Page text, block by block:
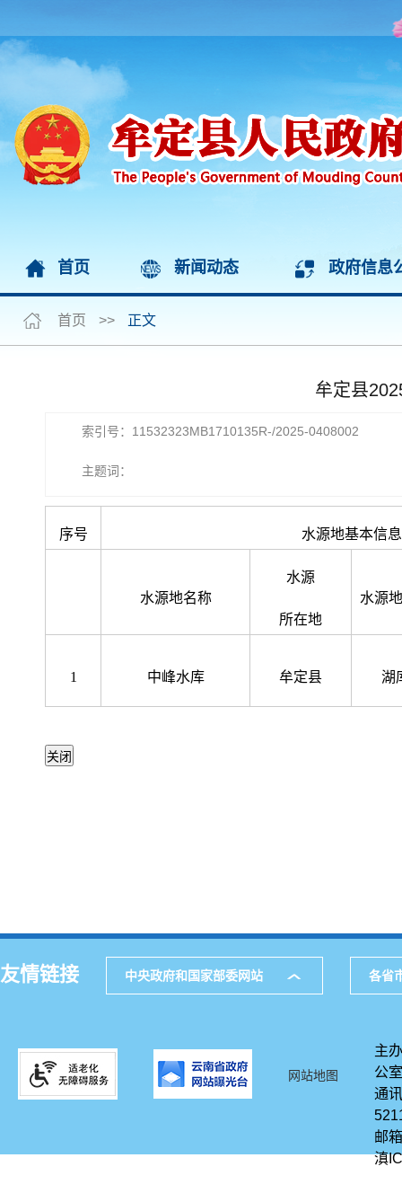
首页 新闻动态 政府信息
首页 >> 正文
牟定县
索引号：11532323MB1710135R-/2025-0408002
主题词：
序号 水源地基本信息
水源地名称
水源
所在地
水源
1 中峰水库 牟定县 湖
友情链接 中央政府和国家部委网站 各省
网站地图
主
公室
通
邮
滇